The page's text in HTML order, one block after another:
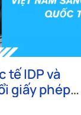
tế IDP và
giấy phép
tế